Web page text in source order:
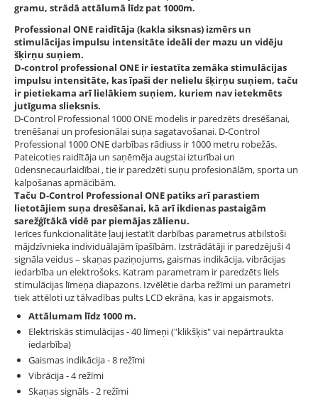
gramu, strādā attālumā līdz pat 1000m.
Professional ONE raidītāja (kakla siksnas) izmērs un
stimulācijas impulsu intensitāte ideāli der mazu un vidēju
šķirņu suņiem.
D-control professional ONE ir iestatīta zemāka stimulācijas
impulsu intensitāte, kas īpaši der nelielu šķirņu suņiem, taču
ir pietiekama arī lielākiem suņiem, kuriem nav ietekmēts
jutīguma slieksnis.
D-Control Professional 1000 ONE modelis ir paredzēts dresēšanai,
trenēšanai un profesionālai suņa sagatavošanai. D-Control
Professional 1000 ONE darbības rādiuss ir 1000 metru robežās.
Pateicoties raidītāja un saņēmēja augstai izturībai un
ūdensnecaurlaidībai , tie ir paredzēti suņu profesionālām, sporta un
kalpošanas apmācībām.
Taču D-Control Professional ONE patiks arī parastiem
lietotājiem suņa dresēšanai, kā arī ikdienas pastaigām
sarežģītākā vidē par piemājas zālienu.
Ierīces funkcionalitāte ļauj iestatīt darbības parametrus atbilstoši
mājdzīvnieka individuālajām īpašībām. Izstrādātāji ir paredzējuši 4
signāla veidus – skaņas paziņojums, gaismas indikācija, vibrācijas
iedarbība un elektrošoks. Katram parametram ir paredzēts liels
stimulācijas līmeņa diapazons. Izvēlētie darba režīmi un parametri
tiek attēloti uz tālvadības pults LCD ekrāna, kas ir apgaismots.
Attālumam līdz 1000 m.
Elektriskās stimulācijas - 40 līmeņi ("klikšķis" vai nepārtraukta
iedarbība)
Gaismas indikācija - 8 režīmi
Vibrācija - 4 režīmi
Skaņas signāls - 2 režīmi